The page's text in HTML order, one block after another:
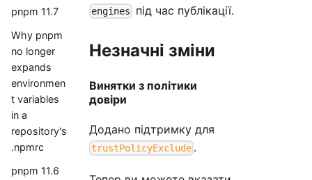
pnpm 11.7
Why pnpm
no longer
expands
environmen
t variables
in a
repository's
.npmrc
pnpm 11.6
engines під час публікації.
Незначні зміни
Винятки з політики
довіри
Додано підтримку для
trustPolicyExclude .